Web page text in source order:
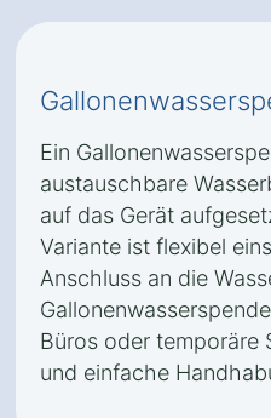
Ein
austauschbare
auf das Gerät
Variante ist flexibel
Anschluss an die
Büros oder
und einfache